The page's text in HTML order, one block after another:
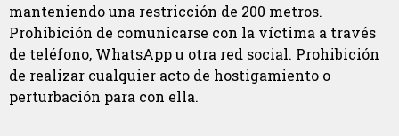
manteniendo una restricción de 200 metros.
Prohibición de comunicarse con la víctima a través
de teléfono, WhatsApp u otra red social. Prohibición
de realizar cualquier acto de hostigamiento o
perturbación para con ella.